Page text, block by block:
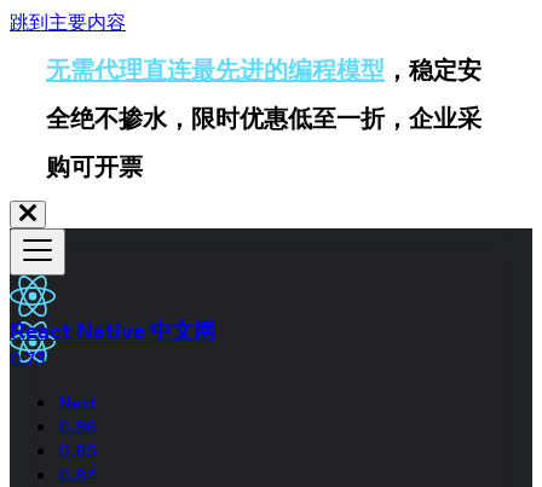
跳到主要内容
无需代理直连最先进的编程模型 ，稳定安
全绝不掺水，限时优惠低至一折，企业采
购可开票
React Native 中文网
0.73
Next
0.86
0.85
0.84